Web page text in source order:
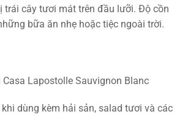
trái cây tươi mát trên đầu lưỡi. Độ cồn
bữa ăn nhẹ hoặc tiệc ngoài trời.
dùng kèm hải sản, salad tươi và các